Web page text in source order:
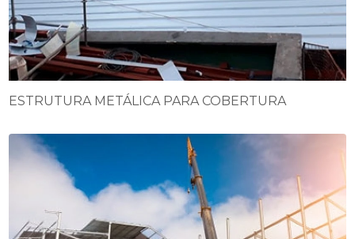
ESTRUTURA METÁLICA PARA COBERTURA